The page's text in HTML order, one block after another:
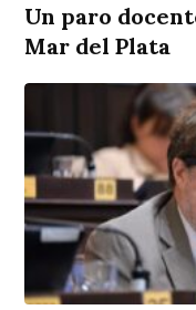
Un paro
Mar del Plata